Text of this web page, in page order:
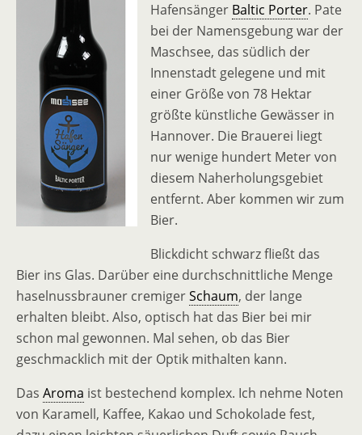
Hafensänger Baltic Porter. Pate
bei der Namensgebung war der
Maschsee, das südlich der
Innenstadt gelegene und mit
einer Größe von 78 Hektar
größte künstliche Gewässer in
Hannover. Die Brauerei liegt
nur wenige hundert Meter von
diesem Naherholungsgebiet
entfernt. Aber kommen wir zum
Bier.
Blickdicht schwarz fließt das
Bier ins Glas. Darüber eine durchschnittliche Menge
haselnussbrauner cremigerSchaum, der lange
erhalten bleibt. Also, optisch hat das Bier bei mir
schon mal gewonnen. Mal sehen, ob das Bier
geschmacklich mit der Optik mithalten kann.
Das Aroma ist bestechend komplex. Ich nehme Noten
von Karamell, Kaffee, Kakao und Schokolade fest,